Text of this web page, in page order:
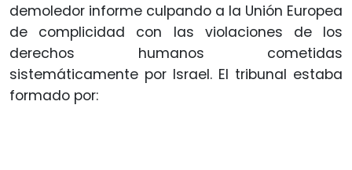
demoledor informe culpando a la Unión Europea
de complicidad con las violaciones de los
derechos humanos cometidas
sistemáticamente por Israel. El tribunal estaba
formado por: